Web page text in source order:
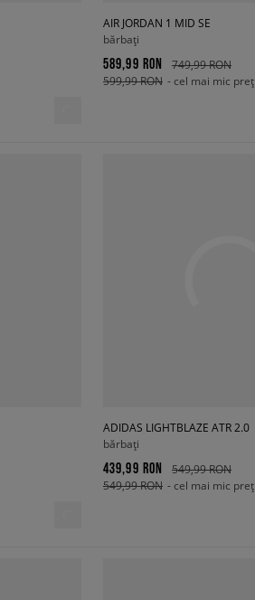
AIR JORDAN 1 MID SE
bărbați
589,99 RON
749,99 RON
599,99 RON - cel mai mic preț
ADIDAS LIGHTBLAZE ATR 2.0
bărbați
439,99 RON
549,99 RON
549,99 RON - cel mai mic preț